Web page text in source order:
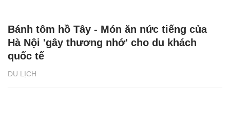
DU LỊCH
Bánh tôm hồ Tây - Món ăn nức tiếng của
Hà Nội 'gây thương nhớ' cho du khách
quốc tế